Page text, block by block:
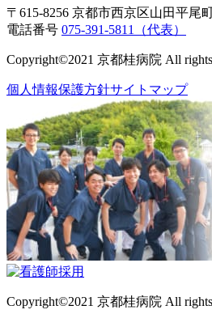
〒615-8256 京都市西京区山田平尾
電話番号 075-391-5811（代表）
Copyright©2021 京都桂病院 All rights
個人情報保護方針サイトマップ
Copyright©2021 京都桂病院 All rights